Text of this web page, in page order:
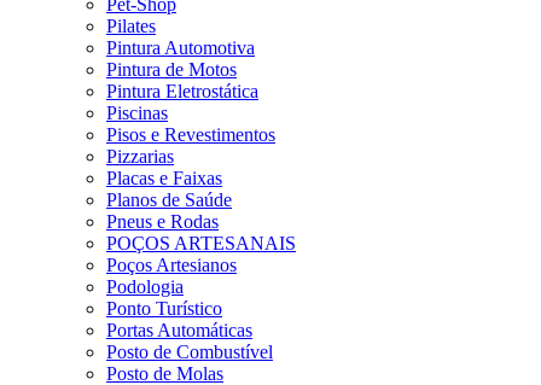
Pet-Shop
Pilates
Pintura Automotiva
Pintura de Motos
Pintura Eletrostática
Piscinas
Pisos e Revestimentos
Pizzarias
Placas e Faixas
Planos de Saúde
Pneus e Rodas
POÇOS ARTESANAIS
Poços Artesianos
Podologia
Ponto Turístico
Portas Automáticas
Posto de Combustível
Posto de Molas